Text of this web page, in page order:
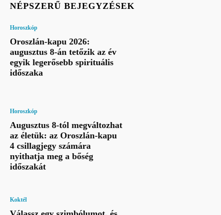
NÉPSZERŰ BEJEGYZÉSEK
Horoszkóp
Oroszlán-kapu 2026:
augusztus 8-án tetőzik az év
egyik legerősebb spirituális
időszaka
Horoszkóp
Augusztus 8-tól megváltozhat
az életük: az Oroszlán-kapu
4 csillagjegy számára
nyithatja meg a bőség
időszakát
Koktél